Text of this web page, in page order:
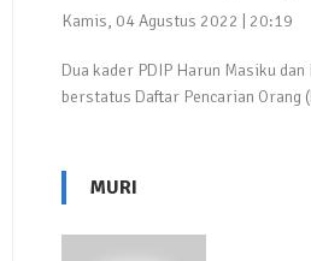
Kamis, 04 Agustus 2022 | 20:19
Dua kader PDIP Harun Masiku
berstatus Daftar Pencarian Orang
MURI